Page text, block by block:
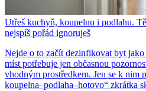
Utřeš kuchyň, koupelnu i podlahu.
nejspíš pořád ignoruješ
Nejde o to začít dezinfikovat byt
míst potřebuje jen občasnou
vhodným prostředkem. Jen se k nim
koupelna–podlaha–hotovo“ zkrátka